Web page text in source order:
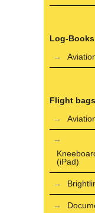
Log-Books
Flight
(iPad)